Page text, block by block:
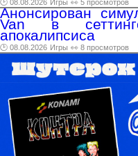
🕑 08.08.2026 Игры 👀 5 просмотров
Анонсирован
Van в
апокалипсиса
🕑 08.08.2026 Игры 👀 8 просмотров